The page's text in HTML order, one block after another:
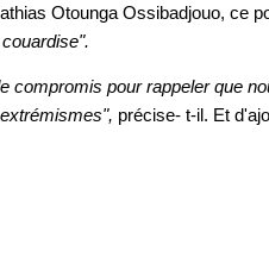
Otounga Ossibadjouo, ce
compromis pour rappeler que
précise- t-il. Et